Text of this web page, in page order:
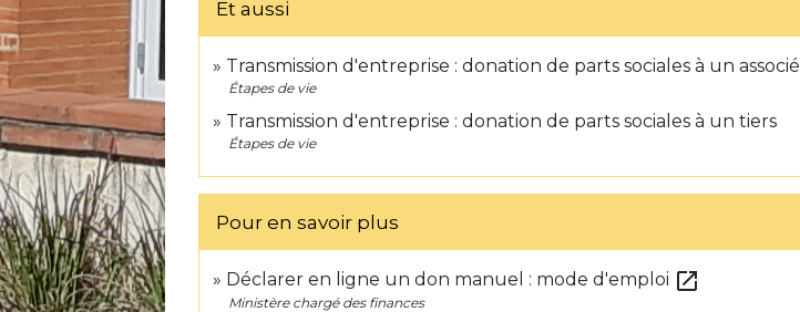
Et aussi
Transmission d'entreprise : donation de parts sociales à un associé
Étapes de vie
Transmission d'entreprise : donation de parts sociales à un tiers
Étapes de vie
Pour en savoir plus
Déclarer en ligne un don manuel : mode d'emploi open_in_new
Ministère chargé des finances